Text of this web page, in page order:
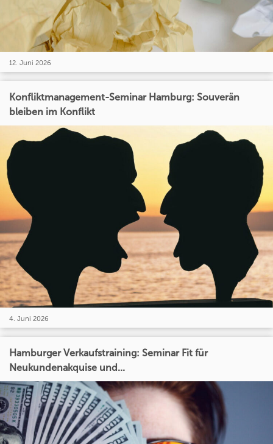
12. Juni 2026
Konfliktmanagement-Seminar Hamburg: Souverän
bleiben im Konflikt
4. Juni 2026
Hamburger Verkaufstraining: Seminar Fit für
Neukundenakquise und...